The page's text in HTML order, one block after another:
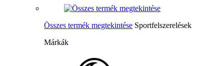
Összes termék megtekintése Sportfelszerelések
Márkák